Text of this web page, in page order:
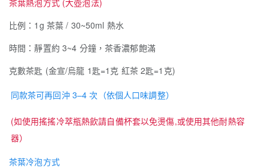
茶葉熱泡方式 (大壺泡法)
比例：1g 茶葉 / 30~50ml 熱水
時間：靜置約 3~4 分鐘，茶香濃郁飽滿
克數茶匙 (金宣/烏龍 1匙=1克 紅茶 2匙=1克)
同款茶可再回沖 3–4 次（依個人口味調整）
(如使用搖搖冷萃瓶熱飲請自備杯套以免燙傷,或使用其他耐熱容
器）
茶葉冷泡方式